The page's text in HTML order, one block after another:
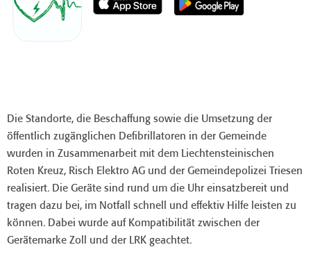
Die Standorte, die Beschaffung sowie die Umsetzung der
öffentlich zugänglichen Defibrillatoren in der Gemeinde
wurden in Zusammenarbeit mit dem Liechtensteinischen
Roten Kreuz, Risch Elektro AG und der Gemeindepolizei Triesen
realisiert. Die Geräte sind rund um die Uhr einsatzbereit und
tragen dazu bei, im Notfall schnell und effektiv Hilfe leisten zu
können. Dabei wurde auf Kompatibilität zwischen der
Gerätemarke Zoll und der LRK geachtet.